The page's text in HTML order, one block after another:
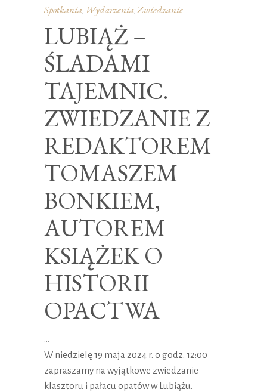
Spotkania, Wydarzenia, Zwiedzanie
LUBIĄŻ –
ŚLADAMI
TAJEMNIC.
ZWIEDZANIE Z
REDAKTOREM
TOMASZEM
BONKIEM,
AUTOREM
KSIĄŻEK O
HISTORII
OPACTWA
W niedzielę 19 maja 2024 r. o godz. 12:00
zapraszamy na wyjątkowe zwiedzanie
klasztoru i pałacu opatów w Lubiążu.